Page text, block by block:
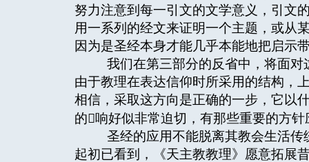
努力注意到每一引文的文学意义，引文
用一系列的经文来证明一个主题，或从
因为是圣经本身才能几乎本能地把启示
我们在第三部分的反省中，将面对
由于教理在表达信仰时所采用的结构，
相信，采取这方向是正确的一步，它以
的响好似非常迫切，有那些重要的方
圣经的应用不能脱离其教会生活传
起初已看到，《天主教教理》愿意拓展